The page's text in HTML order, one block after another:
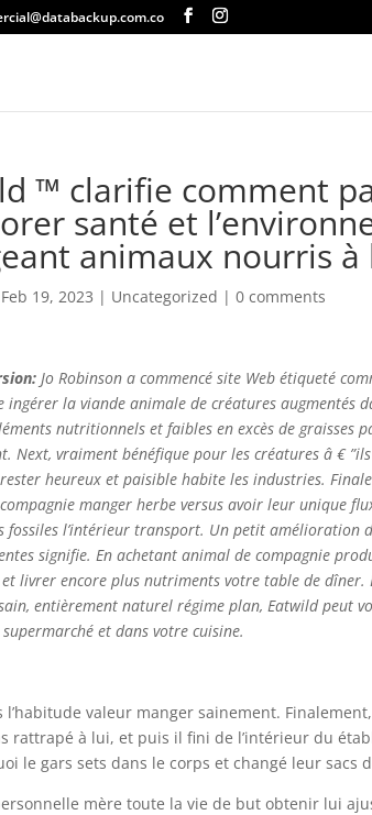
™ clarifie comment
santé et
animaux nourris à
Feb 19, 2023 | Uncategorized |0 comments
Jo Robinson a commencé site Web étiqueté
ingérer la viande animale de créatures augmentés
nutritionnels et faibles en excès de
Next, vraiment bénéfique pour les créatures â €
heureux et paisible habite les industries.
manger herbe versus avoir leur unique
fossiles l’intérieur transport. Un petit
signifie. En achetant animal de compagnie
livrer encore plus nutriments votre table de dîner.
entièrement naturel régime plan, Eatwild peut
et dans votre cuisine.
l’habitude valeur manger sainement.
rattrapé à lui, et puis il fini de l’intérieur du
le gars sets dans le corps et changé leur sacs
mère toute la vie de but obtenir lui